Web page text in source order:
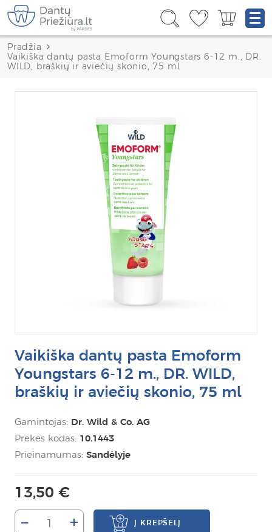
Pradžia
Vaikiška dantų pasta Emoform Youngstars 6-12 m., DR.
WILD, braškių ir aviečių skonio, 75 ml
Vaikiška dantų pasta Emoform
Youngstars 6-12 m., DR. WILD,
braškių ir aviečių skonio, 75 ml
Gamintojas: Dr. Wild & Co. AG
Prekės kodas: 10.1443
Prieinamumas: Sandėlyje
13,50 €
– + Į KREPŠELĮ